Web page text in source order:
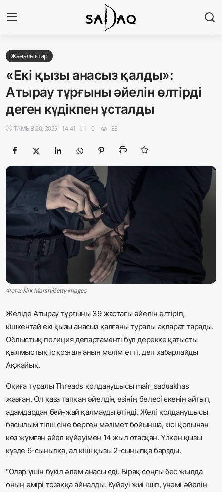
Кіру
Басты бет
Редакциялық байланыстар
Материалдарды қолдану тәртібі
Саясат
Sadaq TV
Экономика
Жаңалықтар
Қоғам
Журналистік зерттеу
Қазақ тілі
Жаңалықтар
«Екі қызы анасыз қалды»:
Атырау тұрғыны әйелін өлтірді
деген күдікпен ұсталды
ТАМЫЗ 20, 2025 - 14:41 chat_bubble 0 visibility 33
Фото: Kirk Marsh/Getty Images
Желіде Атырау тұрғыны 39 жастағы әйелін өлтіріп,
кішкентай екі қызы анасыз қалғаны туралы ақпарат тарады.
Облыстық полиция департаменті бұл дерекке қатысты
қылмыстық іс қозғалғанын мәлім етті, деп хабарлайды
Ақжайық.
Оқиға туралы Threads қолданушысы mair_saduakhas
жазған. Ол қаза тапқан әйелдің өзінің бөлесі екенін айтып,
адамдардан бей-жай қалмауды өтінді. Желі қолданушысы
басылым тілшісіне берген мәлімет бойынша, кісі қолынан
көз жұмған әйел күйеуімен 14 жыл отасқан. Үлкен қызы
күзде 6-сыныпқа, ал кіші қызы 2-сыныпқа барады.
"Олар үшін бүкіл әлем анасы еді. Бірақ соңғы бес жылда
оның өмірі тозаққа айналды. Күйеуі жиі ішіп, үнемі әйелін